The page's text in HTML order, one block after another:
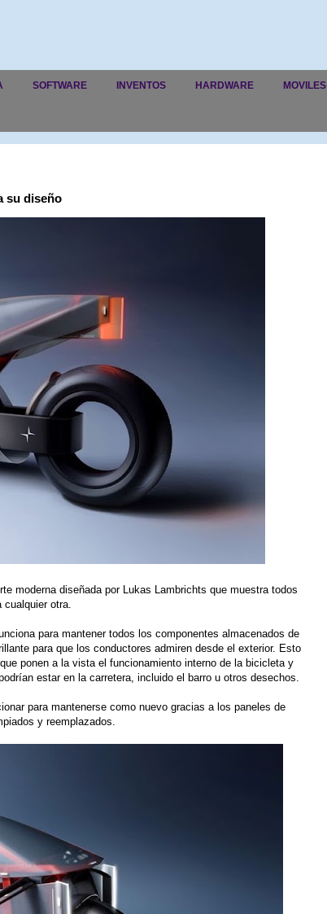
SOFTWARE INVENTOS HARDWARE MOVILES
su diseño
moderna diseñada por Lukas Lambrichts que muestra todos
cualquier otra.
para mantener todos los componentes almacenados de
para que los conductores admiren desde el exterior. Esto
ponen a la vista el funcionamiento interno de la bicicleta y
estar en la carretera, incluido el barro u otros desechos.
para mantenerse como nuevo gracias a los paneles de
y reemplazados.